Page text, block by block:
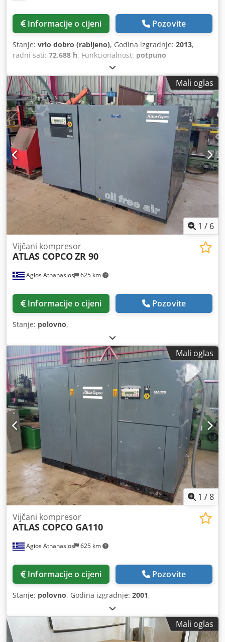
Informacije o cijeni Pozovite
Stanje: vrlo dobro (rabljeno), Godina izgradnje: 2013,
radni sati: 72.688 h, Funkcionalnost: potpuno
Mali oglas
1 / 6
Agios Athanasios 625 km
Vijčani kompresor
ATLAS COPCOZR 90
Informacije o cijeni Pozovite
Stanje: polovno,
Mali oglas
1 /8
Agios Athanasios 625 km
Vijčani kompresor
ATLAS COPCO GA110
Informacije o cijeni Pozovite
Stanje: polovno, Godina izgradnje: 2001,
Mali oglas